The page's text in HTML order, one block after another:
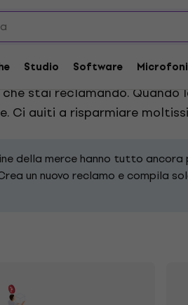
Studio Software Microfoni
la merce. Una volta
stai reclamando. Quando
auiti a risparmiare
merce hanno tutto ancora
un nuovo reclamo e compila